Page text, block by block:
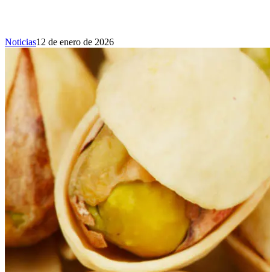
Noticias12 de enero de 2026